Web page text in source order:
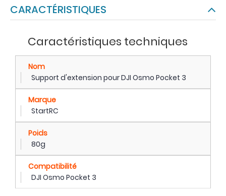
CARACTÉRISTIQUES
Caractéristiques techniques
Nom
Support d'extension pour DJI Osmo Pocket 3
Marque
StartRC
Poids
80g
Compatibilité
DJI Osmo Pocket 3